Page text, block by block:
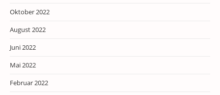
Oktober 2022
August 2022
Juni 2022
Mai 2022
Februar 2022